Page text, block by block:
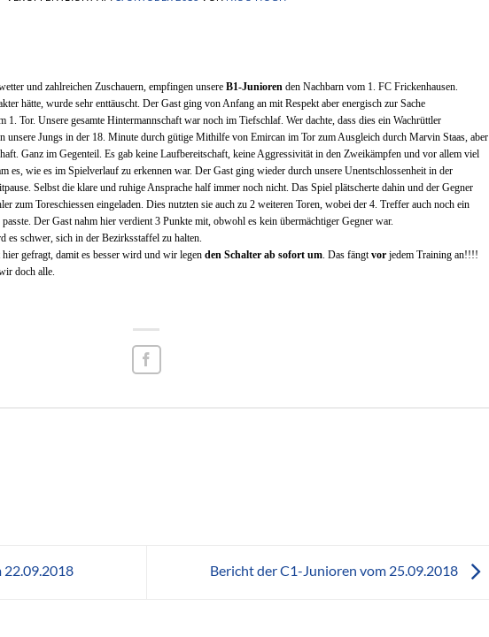
und zahlreichen Zuschauern, empfingen unsere B1-Junioren den Nachbarn vom 1. FC Frickenhausen.
hätte, wurde sehr enttäuscht. Der Gast ging von Anfang an mit Respekt aber energisch zur Sache
1. Tor. Unsere gesamte Hintermannschaft war noch im Tiefschlaf. Wer dachte, dass dies ein Wachrüttler
unsere Jungs in der 18. Minute durch gütige Mithilfe von Emircan im Tor zum Ausgleich durch Marvin Staas, aber
Ganz im Gegenteil. Es gab keine Laufbereitschaft, keine Aggressivität in den Zweikämpfen und vor allem viel
es, wie es im Spielverlauf zu erkennen war. Der Gast ging wieder durch unsere Unentschlossenheit in der
Selbst die klare und ruhige Ansprache half immer noch nicht. Das Spiel plätscherte dahin und der Gegner
zum Toreschiessen eingeladen. Dies nutzten sie auch zu 2 weiteren Toren, wobei der 4. Treffer auch noch ein
Der Gast nahm hier verdient 3 Punkte mit, obwohl es kein übermächtiger Gegner war.
schwer, sich in der Bezirksstaffel zu halten.
gefragt, damit es besser wird und wir legen den Schalter ab sofort um . Das fängt vor jedem Training an!!!!
doch alle.
22.09.2018 Bericht der C1-Junioren vom 25.09.2018